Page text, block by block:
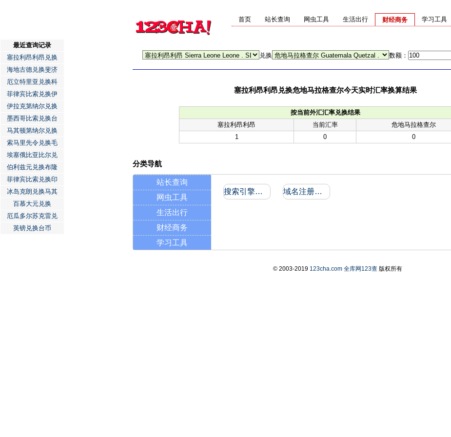
首页 站长查询 网虫工具 生活出行
财经商务
学习工具
兑换 数额：
塞拉利昂利昂兑换危地马拉格查尔今天实时汇率换算结果
按当前外汇汇率兑换结果
塞拉利昂利昂
当前汇率
危地马拉格查尔
1
0 0
最近查询记录
塞拉利昂利昂兑换
海地古德兑换斐济
厄立特里亚兑换科
菲律宾比索兑换伊
伊拉克第纳尔兑换
墨西哥比索兑换台
马其顿第纳尔兑换
索马里先令兑换毛
埃塞俄比亚比尔兑
伯利兹元兑换布隆
菲律宾比索兑换印
冰岛克朗兑换马其
百慕大元兑换
厄瓜多尔苏克雷兑
英镑兑换台币
分类导航
站长查询
网虫工具
生活出行
财经商务
学习工具
搜索引擎收录和反向链接 域名注册信息
© 2003-2019 123cha.com 全库网123查版权所有